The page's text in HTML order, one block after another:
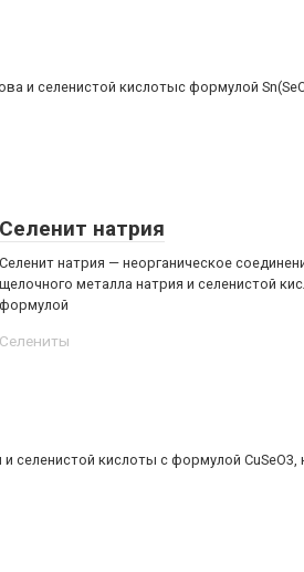
и селенистой кислотыс формулой
Селенит натрия
Селенит натрия — неорганическое
щелочного металла натрия и селенистой
формулой
Селениты‎
селенистой кислоты с формулой CuSeO3,